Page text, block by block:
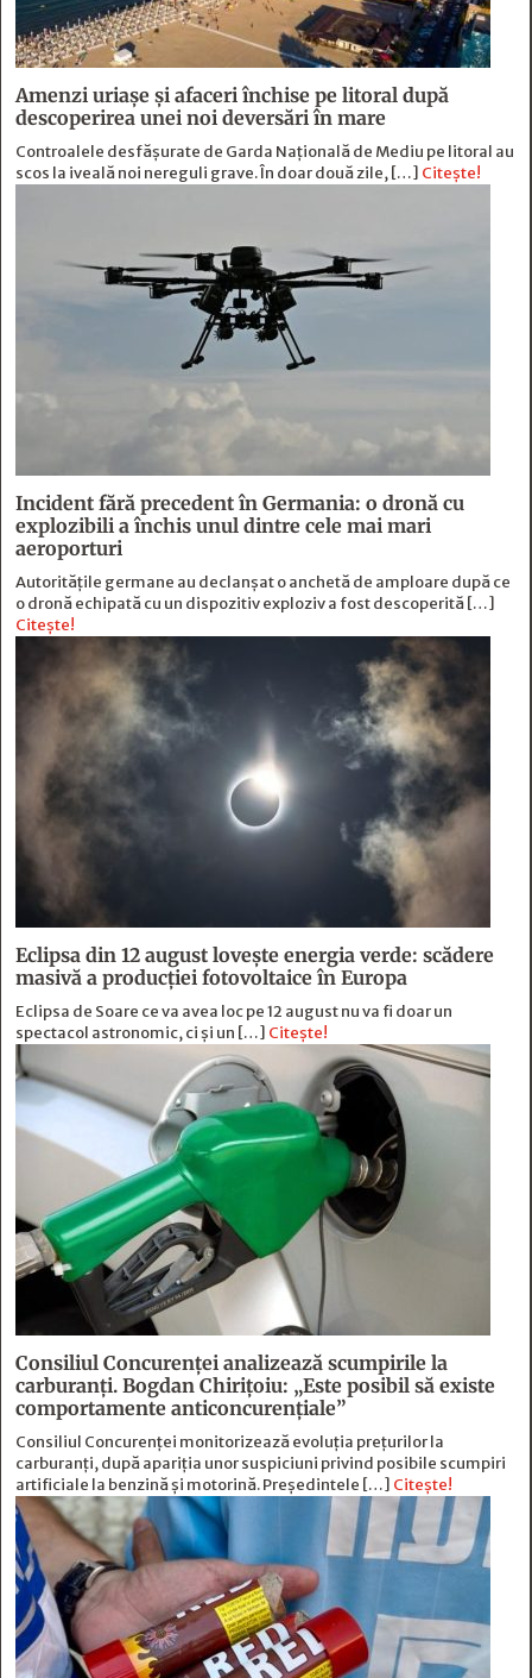
Amenzi uriașe și afaceri închise pe litoral după
descoperirea unei noi deversări în mare
Controalele desfășurate de Garda Națională de Mediu pe litoral au
scos la iveală noi nereguli grave. În doar două zile, […] Citește!
Incident fără precedent în Germania: o dronă cu
explozibili a închis unul dintre cele mai mari
aeroporturi
Autoritățile germane au declanșat o anchetă de amploare după ce
o dronă echipată cu un dispozitiv exploziv a fost descoperită […]
Citește!
Eclipsa din 12 august lovește energia verde: scădere
masivă a producției fotovoltaice în Europa
Eclipsa de Soare ce va avea loc pe 12 august nu va fi doar un
spectacol astronomic, ci și un […] Citește!
Consiliul Concurenței analizează scumpirile la
carburanți. Bogdan Chirițoiu: „Este posibil să existe
comportamente anticoncurențiale”
Consiliul Concurenței monitorizează evoluția prețurilor la
carburanți, după apariția unor suspiciuni privind posibile scumpiri
artificiale la benzină și motorină. Președintele […] Citește!